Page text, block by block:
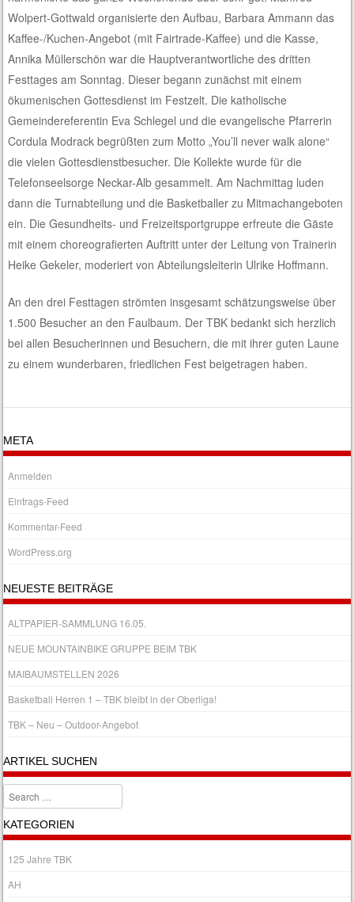
Wolpert-Gottwald organisierte den Aufbau, Barbara Ammann das
Kaffee-/Kuchen-Angebot (mit Fairtrade-Kaffee) und die Kasse,
Annika Müllerschön war die Hauptverantwortliche des dritten
Festtages am Sonntag. Dieser begann zunächst mit einem
ökumenischen Gottesdienst im Festzelt. Die katholische
Gemeindereferentin Eva Schlegel und die evangelische Pfarrerin
Cordula Modrack begrüßten zum Motto „You’ll never walk alone“
die vielen Gottesdienstbesucher. Die Kollekte wurde für die
Telefonseelsorge Neckar-Alb gesammelt. Am Nachmittag luden
dann die Turnabteilung und die Basketballer zu Mitmachangeboten
ein. Die Gesundheits- und Freizeitsportgruppe erfreute die Gäste
mit einem choreografierten Auftritt unter der Leitung von Trainerin
Heike Gekeler, moderiert von Abteilungsleiterin Ulrike Hoffmann.
An den drei Festtagen strömten insgesamt schätzungsweise über
1.500 Besucher an den Faulbaum. Der TBK bedankt sich herzlich
bei allen Besucherinnen und Besuchern, die mit ihrer guten Laune
zu einem wunderbaren, friedlichen Fest beigetragen haben.
META
Anmelden
Eintrags-Feed
Kommentar-Feed
WordPress.org
NEUESTE BEITRÄGE
ALTPAPIER-SAMMLUNG 16.05.
NEUE MOUNTAINBIKE GRUPPE BEIM TBK
MAIBAUMSTELLEN 2026
Basketball Herren 1 – TBK bleibt in der Oberliga!
TBK – Neu – Outdoor-Angebot
ARTIKEL SUCHEN
Search
KATEGORIEN
125 Jahre TBK
AH